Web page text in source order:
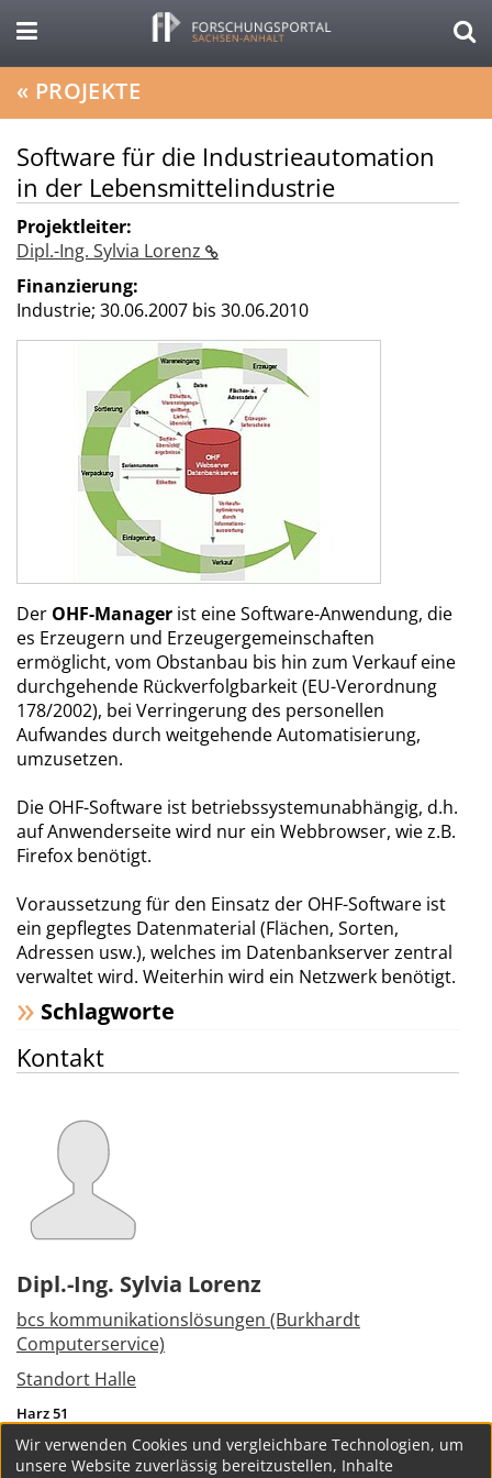
« PROJEKTE
Software für die Industrieautomation
in der Lebensmittelindustrie
Projektleiter:
Dipl.-Ing. Sylvia Lorenz
Finanzierung:
Industrie; 30.06.2007 bis 30.06.2010
Der OHF-Manager ist eine Software-Anwendung, die
es Erzeugern und Erzeugergemeinschaften
ermöglicht, vom Obstanbau bis hin zum Verkauf eine
durchgehende Rückverfolgbarkeit (EU-Verordnung
178/2002), bei Verringerung des personellen
Aufwandes durch weitgehende Automatisierung,
umzusetzen.
Die OHF-Software ist betriebssystemunabhängig, d.h.
auf Anwenderseite wird nur ein Webbrowser, wie z.B.
Firefox benötigt.
Voraussetzung für den Einsatz der OHF-Software ist
ein gepflegtes Datenmaterial (Flächen, Sorten,
Adressen usw.), welches im Datenbankserver zentral
verwaltet wird. Weiterhin wird ein Netzwerk benötigt.
Schlagworte
Kontakt
Dipl.-Ing. Sylvia Lorenz
bcs kommunikationslösungen (Burkhardt
Computerservice)
Standort Halle
Harz 51
06108
Halle (Saale)
Tel.:
+49 345 298490
Wir verwenden Cookies und vergleichbare Technologien, um
unsere Website zuverlässig bereitzustellen, Inhalte